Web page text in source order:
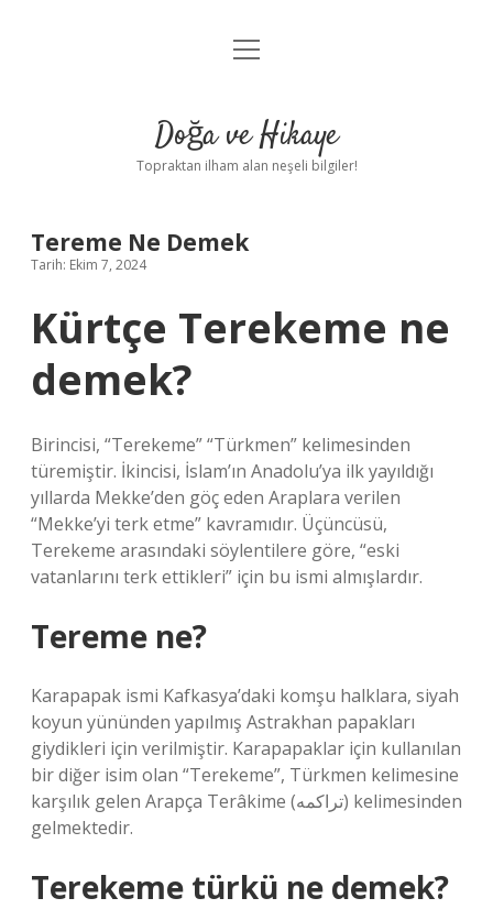
Anasayfa
Yasal Uyarı
menüyü
Doğa ve Hikaye
Topraktan ilham alan neşeli bilgiler!
Tereme Ne Demek
Tarih: Ekim 7, 2024
Kürtçe Terekeme ne
demek?
Birincisi, “Terekeme” “Türkmen” kelimesinden
türemiştir. İkincisi, İslam’ın Anadolu’ya ilk yayıldığı
yıllarda Mekke’den göç eden Araplara verilen
“Mekke’yi terk etme” kavramıdır. Üçüncüsü,
Terekeme arasındaki söylentilere göre, “eski
vatanlarını terk ettikleri” için bu ismi almışlardır.
Tereme ne?
Karapapak ismi Kafkasya’daki komşu halklara, siyah
koyun yününden yapılmış Astrakhan papakları
giydikleri için verilmiştir. Karapapaklar için kullanılan
bir diğer isim olan “Terekeme”, Türkmen kelimesine
karşılık gelen Arapça Terâkime (تراکمه) kelimesinden
gelmektedir.
Terekeme türkü ne demek?